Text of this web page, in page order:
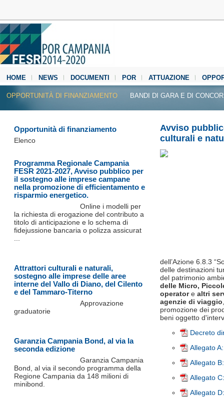
HOME NEWS DOCUMENTI POR ATTUAZIONE
MEDIA CENTER
OPPORTUNITÀ DI FINANZIAMENTO BANDI DI GARA E DI
Avviso
culturali e
dell’Azione 6.8.3
delle destinazioni
del patrimonio
delle Micro,
operatore altri
agenzie di viaggio
promozione dei
beni oggetto
Decreto
Allegato
Allegato
Allegato
Allegato
Opportunità di finanziamento
Elenco
Programma Regionale Campania
FESR 2021-2027, Avviso pubblico per
il sostegno alle imprese campane
nella promozione di efficientamento e
risparmio energetico.
Online i modelli per
la richiesta di erogazione del contributo a
titolo di anticipazione e lo schema di
fidejussione bancaria o polizza assicurat
Attrattori culturali e naturali,
sostegno alle imprese delle aree
interne del Vallo di Diano, del Cilento
e del Tammaro-Titerno
Approvazione
graduatorie
Garanzia Campania Bond, al via la
seconda edizione
Garanzia Campania
Bond, al via il secondo programma della
Regione Campania da 148 milioni di
minibond.